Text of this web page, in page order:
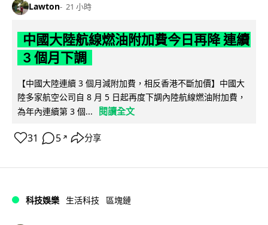
Lawton 21 小時
中國大陸航線燃油附加費今日再降 連續
3 個月下調
【中國大陸連續 3 個月減附加費，相反香港不斷加價】中國大
陸多家航空公司自 8 月 5 日起再度下調內陸航線燃油附加費，
為年內連續第 3 個...
閱讀全文
31 5 ↗ 分享
科技娛樂 生活科技 區塊鏈